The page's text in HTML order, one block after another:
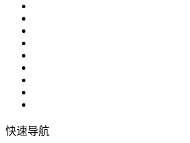
快速导航